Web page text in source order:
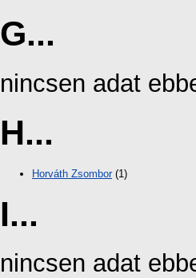
G...
nincsen adat
H...
Horváth Zsombor(1)
I...
nincsen adat